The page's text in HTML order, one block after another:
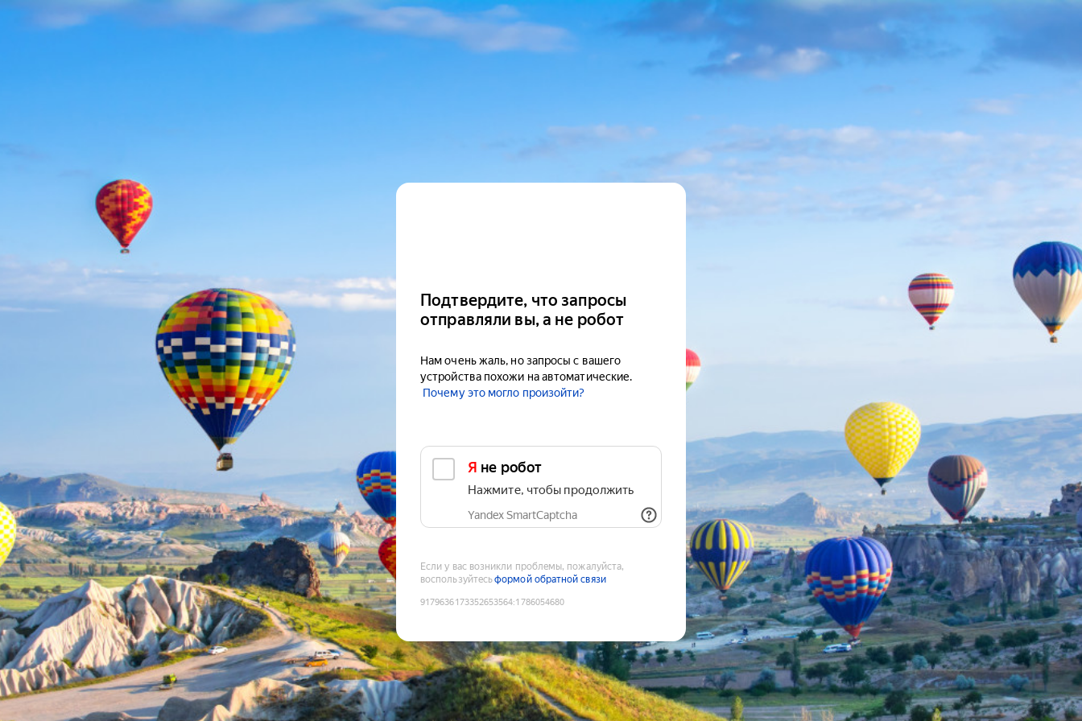
Подтвердите, что запросы
отправляли вы, а не робот
Нам очень жаль, но запросы с вашего
устройства похожи на автоматические.
Почему это могло произойти?
Я не робот
Нажмите, чтобы продолжить
Yandex SmartCaptcha
Если у вас возникли проблемы, пожалуйста,
воспользуйтесьформой обратной связи
9179636173352653564:1786054680